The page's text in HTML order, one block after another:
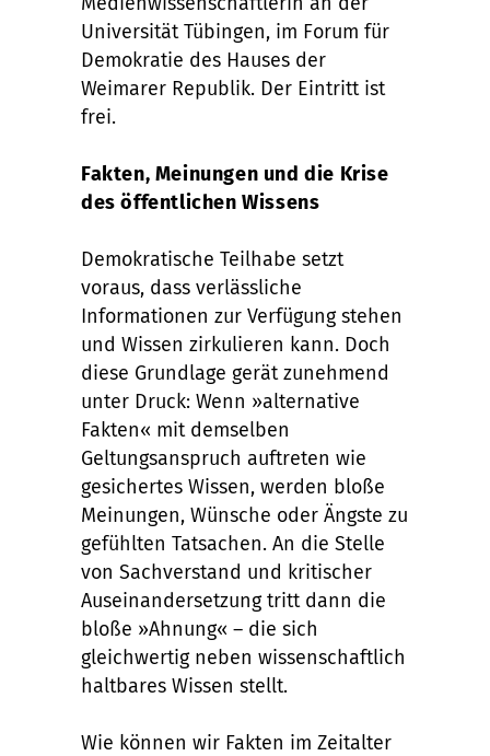
Universität Tübingen, im Forum für
Demokratie des Hauses der
Weimarer Republik. Der Eintritt ist
frei.
Fakten, Meinungen und die Krise
des öffentlichen Wissens
Demokratische Teilhabe setzt
voraus, dass verlässliche
Informationen zur Verfügung stehen
und Wissen zirkulieren kann. Doch
diese Grundlage gerät zunehmend
unter Druck: Wenn »alternative
Fakten« mit demselben
Geltungsanspruch auftreten wie
gesichertes Wissen, werden bloße
Meinungen, Wünsche oder Ängste zu
gefühlten Tatsachen. An die Stelle
von Sachverstand und kritischer
Auseinandersetzung tritt dann die
bloße »Ahnung« – die sich
gleichwertig neben wissenschaftlich
haltbares Wissen stellt.
Wie können wir Fakten im Zeitalter